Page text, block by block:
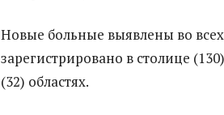
Новые больные выявлены во
зарегистрировано в столице
(32) областях.